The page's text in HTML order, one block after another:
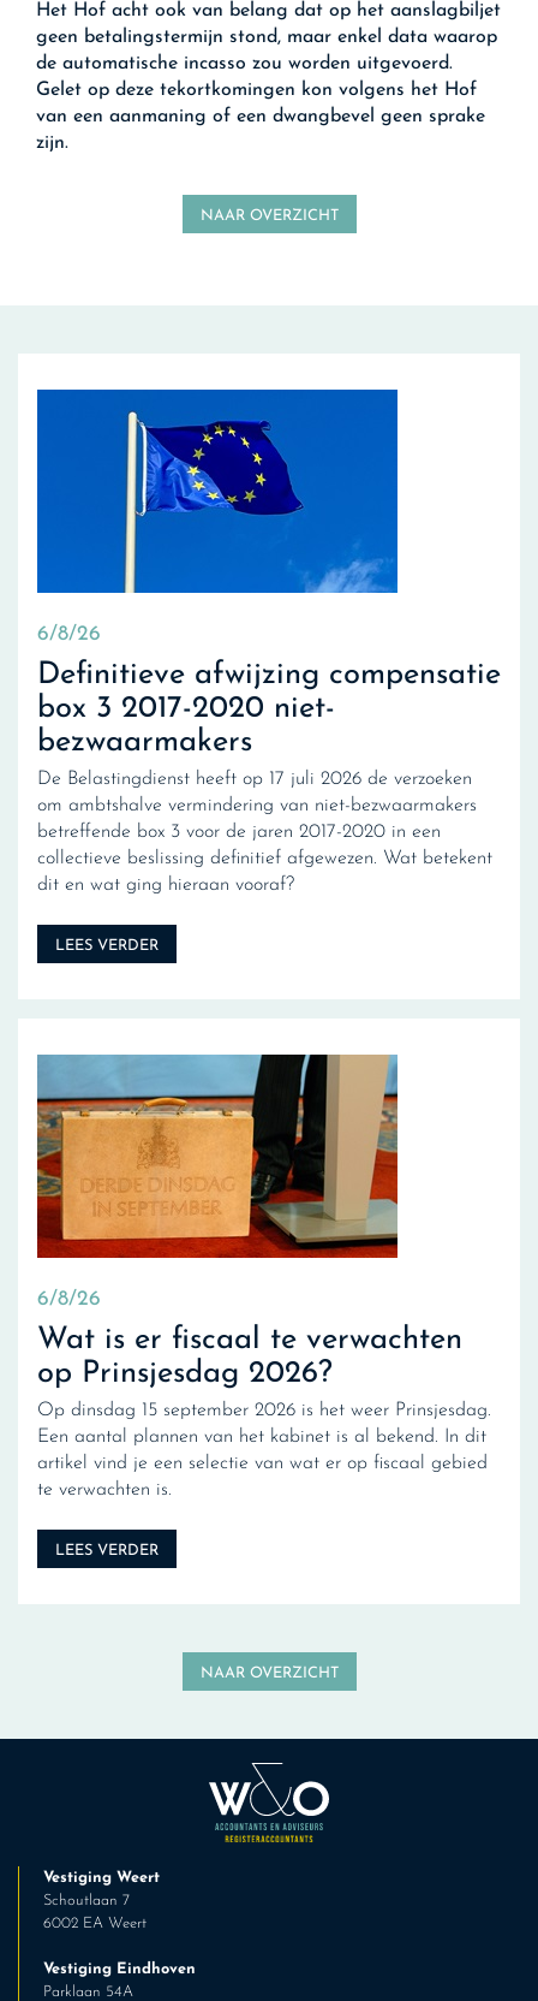
Het Hof acht ook van belang dat op het aanslagbiljet
geen betalingstermijn stond, maar enkel data waarop
de automatische incasso zou worden uitgevoerd.
Gelet op deze tekortkomingen kon volgens het Hof
van een aanmaning of een dwangbevel geen sprake
zijn.
NAAR OVERZICHT
6/8/26
Definitieve afwijzing compensatie
box 3 2017-2020 niet-
bezwaarmakers
De Belastingdienst heeft op 17 juli 2026 de verzoeken
om ambtshalve vermindering van niet-bezwaarmakers
betreffende box 3 voor de jaren 2017-2020 in een
collectieve beslissing definitief afgewezen. Wat betekent
dit en wat ging hieraan vooraf?
LEES VERDER
6/8/26
Wat is er fiscaal te verwachten
op Prinsjesdag 2026?
Op dinsdag 15 september 2026 is het weer Prinsjesdag.
Een aantal plannen van het kabinet is al bekend. In dit
artikel vind je een selectie van wat er op fiscaal gebied
te verwachten is.
LEES VERDER
NAAR OVERZICHT
Vestiging Weert
Schoutlaan 7
6002 EA Weert
Vestiging Eindhoven
Parklaan 54A